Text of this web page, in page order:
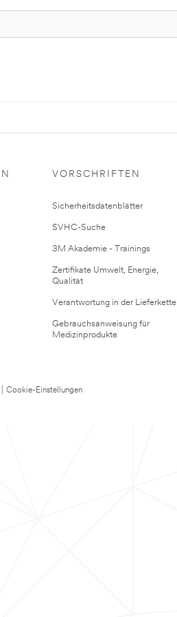
VORSCHRIFTEN
Sicherheitsdatenblätter
SVHC-Suche
3M Akademie - Trainings
Zertifikate Umwelt, Energie,
Qualität
Verantwortung in der Lieferkette
Gebrauchsanweisung für
Medizinprodukte
Cookie-Einstellungen